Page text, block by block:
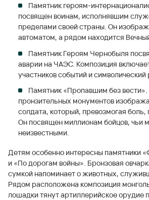
Памятник героям-
посвящен воинам, исполнявшим
пределами своей страны. Он
автоматом, а рядом находится
Памятник Героям Чернобыля
аварии на ЧАЭС. Композиция
участников событий и символический
Памятник «Пропавшим без
пронзительных монументов
солдата, который, превозмогая
Он посвящен миллионам бойцов, чьи
неизвестными.
Детям особенно интересны памятники
и «По дорогам войны». Бронзовая
сумкой напоминает о животных,
Рядом расположена композиция
лошадки тянут артиллерийское орудие